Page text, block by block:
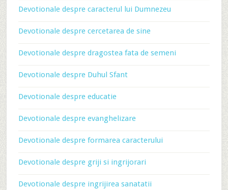
Devotionale despre caracterul lui Dumnezeu
Devotionale despre cercetarea de sine
Devotionale despre dragostea fata de semeni
Devotionale despre Duhul Sfant
Devotionale despre educatie
Devotionale despre evanghelizare
Devotionale despre formarea caracterului
Devotionale despre griji si ingrijorari
Devotionale despre ingrijirea sanatatii